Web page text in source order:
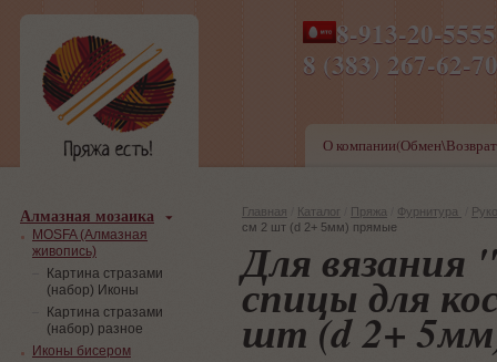
8-913-20-
8 (383) 267-
ПН-ПТ 8-17,СБ-ВС 9-
О
Главная Каталог Пряжа Фурнитура
см 2 шт (d 2+ 5мм) прямые
Для вязания
спицы для
шт (d 2+
Алмазная мозаика
MOSFA (Алмазная
живопись)
Картина стразами
(набор) Иконы
Картина стразами
(набор) разное
Иконы бисером